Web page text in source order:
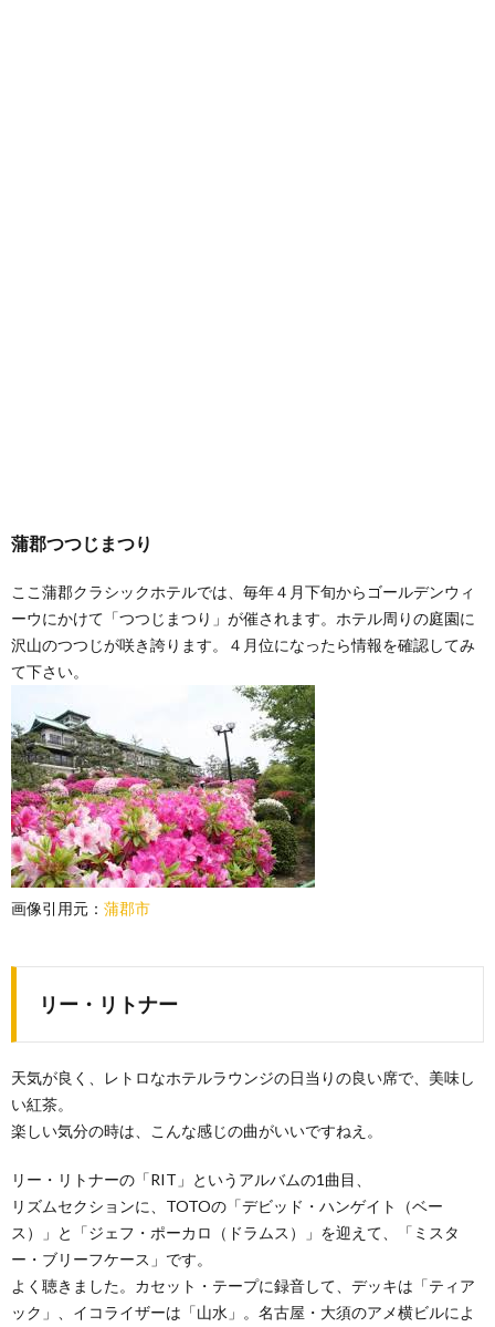
蒲郡つつじまつり
ここ蒲郡クラシックホテルでは、毎年４月下旬からゴールデンウィ
ーウにかけて「つつじまつり」が催されます。ホテル周りの庭園に
沢山のつつじが咲き誇ります。４月位になったら情報を確認してみ
て下さい。
画像引用元： 蒲郡市
リー・リトナー
天気が良く、レトロなホテルラウンジの日当りの良い席で、美味し
い紅茶。
楽しい気分の時は、こんな感じの曲がいいですねえ。
リー・リトナーの「RIT」というアルバムの1曲目、
リズムセクションに、TOTOの「デビッド・ハンゲイト（ベー
ス）」と「ジェフ・ポーカロ（ドラムス）」を迎えて、「ミスタ
ー・ブリーフケース」です。
よく聴きました。カセット・テープに録音して、デッキは「ティア
ック」、イコライザーは「山水」。名古屋・大須のアメ横ビルによ